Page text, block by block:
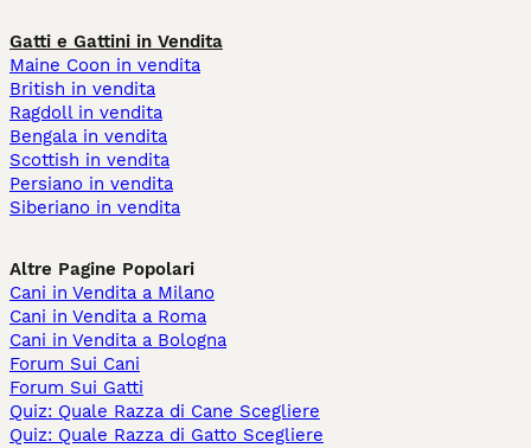
Gatti e Gattini in Vendita
Maine Coon in vendita
British in vendita
Ragdoll in vendita
Bengala in vendita
Scottish in vendita
Persiano in vendita
Siberiano in vendita
Altre Pagine Popolari
Cani in Vendita a Milano
Cani in Vendita a Roma
Cani in Vendita a Bologna
Forum Sui Cani
Forum Sui Gatti
Quiz: Quale Razza di Cane Scegliere
Quiz: Quale Razza di Gatto Scegliere